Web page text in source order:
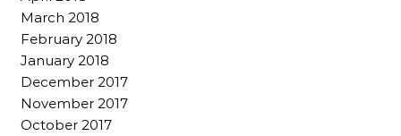
March 2018
February 2018
January 2018
December 2017
November 2017
October 2017